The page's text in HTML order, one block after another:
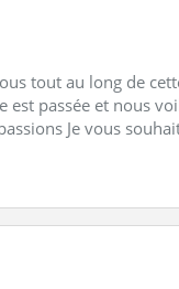
tout au long de
est passée et nous
Je vous